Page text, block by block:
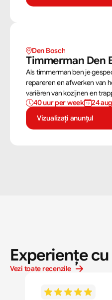
Den Bosch
Timmerman Den
Als timmerman ben je
repareren en afwerken van
variëren van kozijnen en
dakconstructies en gevels.
bouwtekeningen zorg jij
stevig als netjes is afgewerkt.
40 uur per week
24
Vizualizați anunțul
Experiențe cu
Vezi toate recenzile